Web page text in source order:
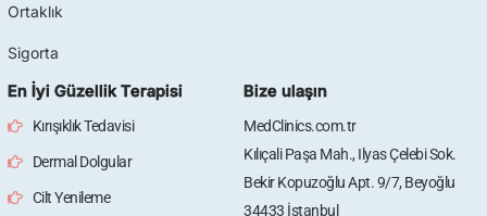
Ortaklık
Sigorta
En İyi Güzellik Terapisi
Kırışıklık Tedavisi
Dermal Dolgular
Cilt Yenileme
Bize ulaşın
MedClinics.com.tr
Kılıçali Paşa Mah., Ilyas Çelebi Sok.
Bekir Kopuzoğlu Apt. 9/7, Beyoğlu
34433 İstanbul